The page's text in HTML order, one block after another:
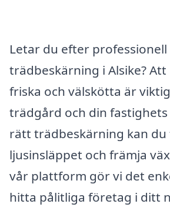
Letar du efter professionell
trädbeskärning i Alsike?
friska och välskötta är
trädgård och din fastighets
rätt trädbeskärning kan
ljusinsläppet och främja
vår plattform gör vi det
hitta pålitliga företag i ditt